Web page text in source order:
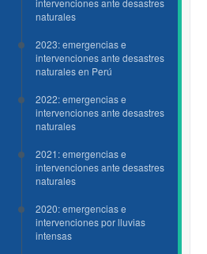
intervenciones ante desastres
naturales
2023: emergencias e
intervenciones ante desastres
naturales en Perú
2022: emergencias e
intervenciones ante desastres
naturales
2021: emergencias e
intervenciones ante desastres
naturales
2020: emergencias e
intervenciones por lluvias
intensas